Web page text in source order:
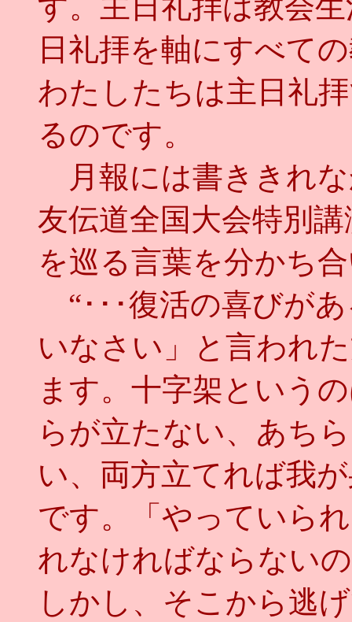
日礼拝を軸にすべて
わたしたちは主日礼
るのです。
月報には書ききれ
友伝道全国大会特別
を巡る言葉を分かち
“･･･復活の喜びが
いなさい」と言われ
ます。十字架という
らが立たない、あち
い、両方立てれば我
です。「やっていら
れなければならない
しかし、そこから逃